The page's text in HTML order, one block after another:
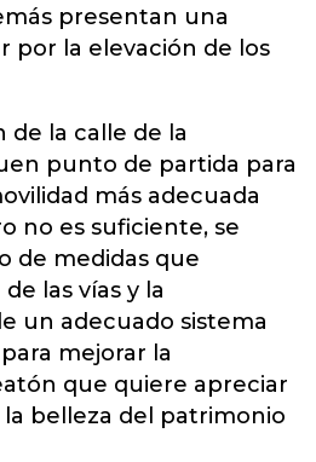
presentan una
por la elevación de los
de la calle de la
punto de partida para
más adecuada
no es suficiente, se
de medidas que
las vías y la
un adecuado sistema
mejorar la
que quiere apreciar
belleza del patrimonio